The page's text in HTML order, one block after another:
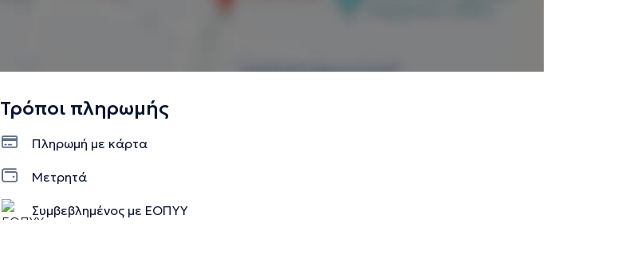
Τρόποι πληρωμής
Πληρωμή με κάρτα
Μετρητά
Συμβεβλημένος με ΕΟΠΥΥ